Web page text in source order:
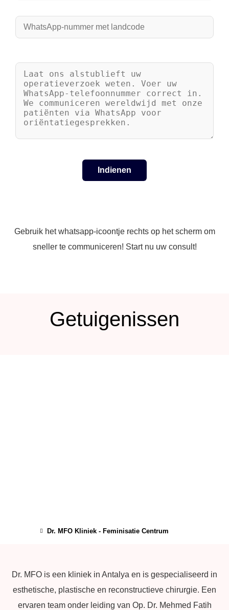
Gebruik het whatsapp-icoontje rechts op het scherm om
sneller te communiceren! Start nu uw consult!
Getuigenissen
Dr. MFO Kliniek - Feminisatie Centrum
Dr. MFO is een kliniek in Antalya en is gespecialiseerd in
esthetische, plastische en reconstructieve chirurgie. Een
ervaren team onder leiding van Op. Dr. Mehmed Fatih